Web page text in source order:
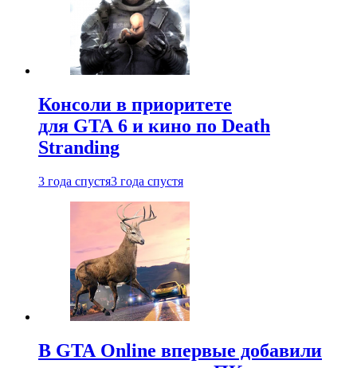
Консоли в приоритете
для GTA 6 и кино по Death
Stranding
3 года спустя3 года спустя
В GTA Online впервые добавили